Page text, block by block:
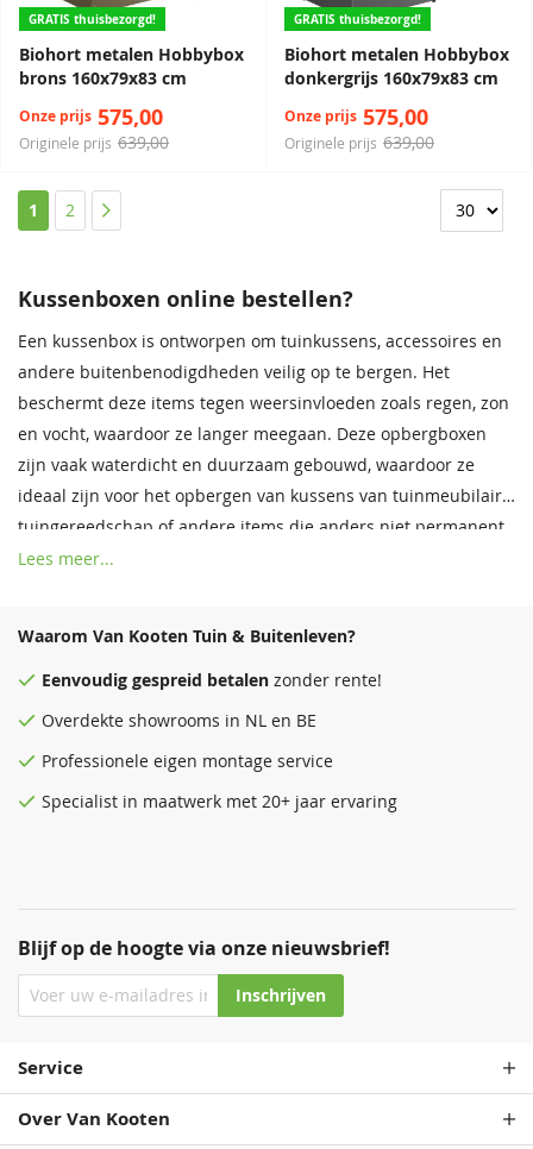
GRATIS thuisbezorgd!
Biohort metalen Hobbybox
brons 160x79x83 cm
Originele prijs 639,00
Onze prijs 575,00
GRATIS thuisbezorgd!
Biohort metalen Hobbybox
donkergrijs 160x79x83 cm
Originele prijs 639,00
Onze prijs 575,00
Pagina
U lees momenteel pagina
1 Pagina
2 Pagina
Kussenboxen online bestellen?
Een kussenbox is ontworpen om tuinkussens, accessoires en
andere buitenbenodigdheden veilig op te bergen. Het
beschermt deze items tegen weersinvloeden zoals regen, zon
en vocht, waardoor ze langer meegaan. Deze opbergboxen
zijn vaak waterdicht en duurzaam gebouwd, waardoor ze
ideaal zijn voor het opbergen van kussens van tuinmeubilair,
tuingereedschap of andere items die anders niet permanent
buiten kunnen blijven liggen. Hun functionaliteit helpt om de
Lees meer...
Blijf op de hoogte via onze nieuwsbrief!
Inschrijven
Waarom Van Kooten Tuin & Buitenleven?
Eenvoudig gespreid betalen zonder rente!
Overdekte showrooms in NL en BE
Professionele eigen montage service
Specialist in maatwerk met 20+ jaar ervaring
Service
Over Van Kooten